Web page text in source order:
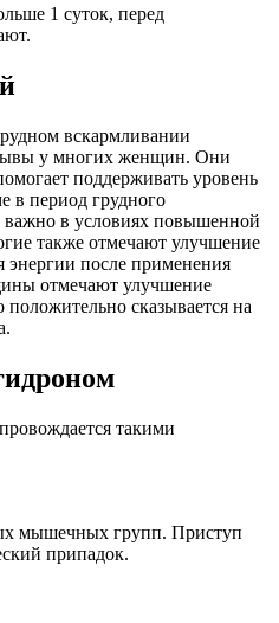
1 суток, перед
вскармливании
у многих женщин. Они
поддерживать уровень
в период грудного
важно в условиях повышенной
также отмечают улучшение
энергии после применения
отмечают улучшение
положительно сказывается на
такими
мышечных групп. Приступ
припадок.